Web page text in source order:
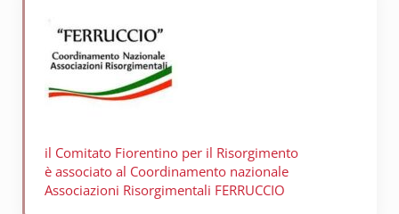
il Comitato Fiorentino per il Risorgimento
è associato al Coordinamento nazionale
Associazioni Risorgimentali FERRUCCIO